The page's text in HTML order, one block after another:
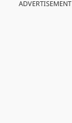
ADVERTISEMENT